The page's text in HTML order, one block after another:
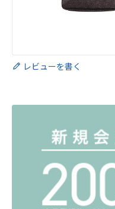
レビューを書く